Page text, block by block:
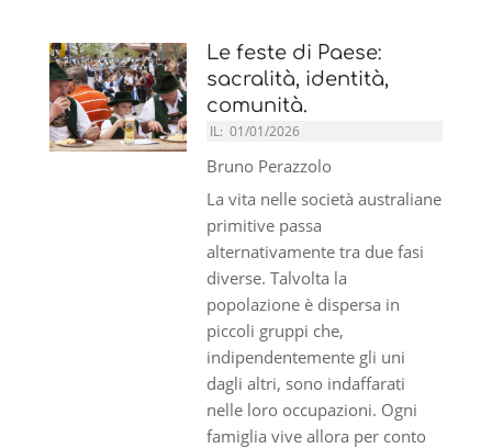
Le feste di Paese:
sacralità, identità,
comunità.
IL: 01/01/2026
Bruno Perazzolo
La vita nelle società australiane
primitive passa
alternativamente tra due fasi
diverse. Talvolta la
popolazione è dispersa in
piccoli gruppi che,
indipendentemente gli uni
dagli altri, sono indaffarati
nelle loro occupazioni. Ogni
famiglia vive allora per conto